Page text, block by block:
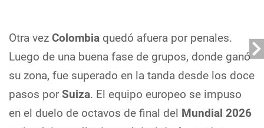
Otra vez Colombia quedó afuera por penales.
Luego de una buena fase de grupos, donde ganó
su zona, fue superado en la tanda desde los doce
pasos por Suiza. El equipo europeo se impuso
en el duelo de octavos de final del Mundial 2026